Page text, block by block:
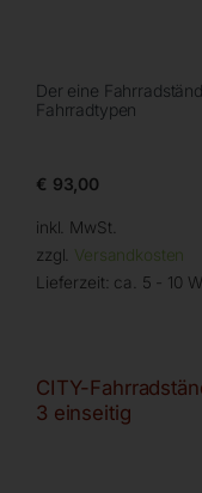
Der eine
Fahrradtypen
€ 93,00
inkl. MwSt.
zzgl. Versandkosten
Lieferzeit: ca. 5 - 10
CITY-
3 einseitig